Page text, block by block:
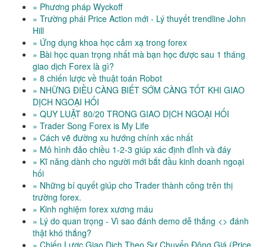
» Phương pháp Wyckoff
» Trường phái Price Action mới - Lý thuyết trendline John
Hill
» Ứng dụng khoa học cảm xạ trong forex
» Bài học quan trọng nhất mà bạn học được sau 1 tháng
giao dịch Forex là gì?
» 8 chiến lược về thuật toán Robot
» NHỮNG ĐIỀU CÀNG BIẾT SỚM CÀNG TỐT KHI GIAO
DỊCH NGOẠI HỐI
» QUY LUẬT 80/20 TRONG GIAO DỊCH NGOẠI HỐI
» Trader Song Forex is My Life
» Cách vẽ đường xu hướng chính xác nhất
» Mô hình đảo chiều 1-2-3 giúp xác định đỉnh và đáy
» Kĩ năng dành cho người mới bắt đầu kinh doanh ngoại
hối
» Những bí quyết giúp cho Trader thành công trên thị
trường forex.
» Kinh nghiệm forex xương máu
» Lý do quan trọng - Vì sao đánh demo dễ thắng <> đánh
thật khó thắng?